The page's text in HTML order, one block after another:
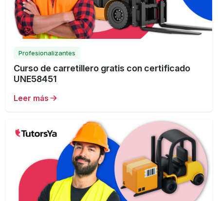
Profesionalizantes
Curso de carretillero gratis con certificado
UNE58451
Leer más